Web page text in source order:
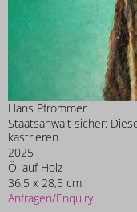
Hans Pfrommer
Staatsanwalt sicher:
kastrieren.
2025
Öl auf Holz
36,5 x 28,5 cm
Anfragen/Enquiry